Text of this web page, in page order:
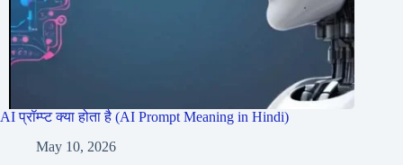
AI प्रॉम्प्ट क्या होता है (AI Prompt Meaning in Hindi)
May 10, 2026